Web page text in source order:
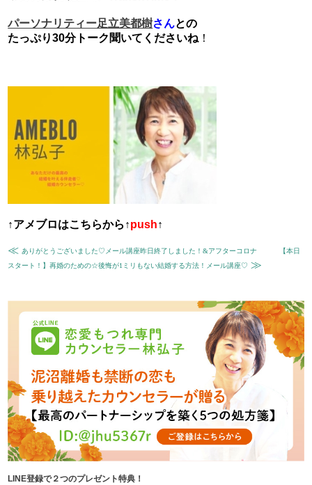
パーソナリティー足立美都樹さんとの
たっぷり30分トーク聞いてくださいね ！
↑アメブロはこちらから ↑push↑
≪ありがとうございました♡メール講座昨日終了しました！&アフターコロナ
【本日
スタート！】再婚のための☆後悔が1ミリもない結婚する方法！メール講座♡ ≫
LINE登録で２つのプレゼント特典！